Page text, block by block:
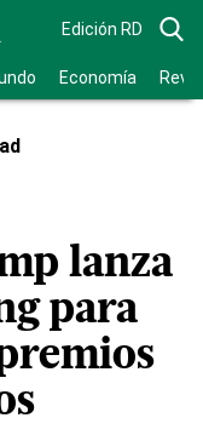
Edición RD
Economía
lanza
para